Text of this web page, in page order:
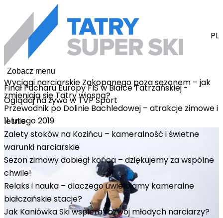
PL
Zobacz menu
Wyciągi narciarskie Zakopanego poza sezonem – jak
zmieniają się Tatry wiosną?
Przewodnik po Dolinie Bachledowej – atrakcje zimowe i
letnie
Zalety stoków na Kozińcu – kameralność i świetne
warunki narciarskie
Sezon zimowy dobiegł końca – dziękujemy za wspólne
chwile!
Relaks i nauka – dlaczego uwielbiamy kameralne
białczańskie stacje?
Jak Kaniówka Ski wspiera rozwój młodych narciarzy?
Finał Pucharu Europy FIS w Białce Tatrzańskiej -
Oglądaj na żywo w TVP Sport
11 lutego 2019